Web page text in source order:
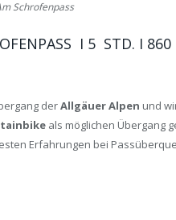
Schrofenpass
I 5 STD. I
derAllgäuer Alpen und
als möglichen Übergang
Erfahrungen bei